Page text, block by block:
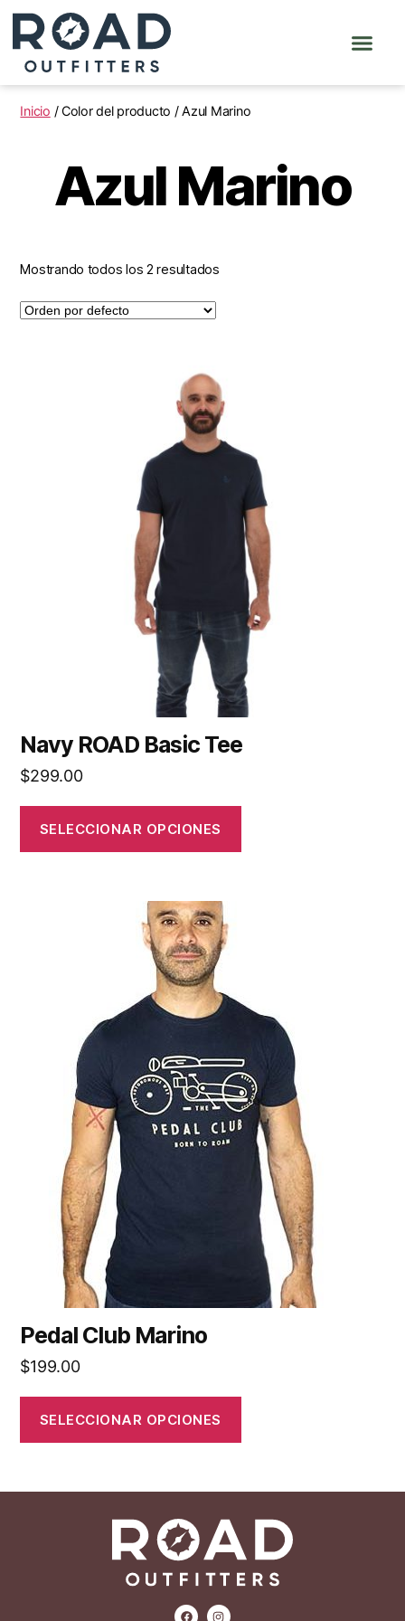
Inicio / Color del producto / Azul Marino
Azul Marino
Mostrando todos los 2 resultados
Navy ROAD Basic Tee
$299.00
SELECCIONAR OPCIONES
Pedal Club Marino
$199.00
SELECCIONAR OPCIONES